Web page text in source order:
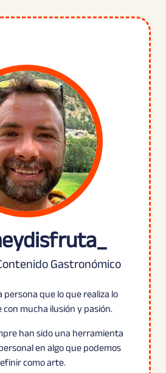
Gastronómico
persona que lo que realiza lo
mucha ilusión y pasión.
han sido una herramienta
en algo que podemos
como arte.